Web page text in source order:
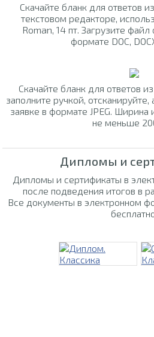
Скачайте бланк для ответов из
текстовом редакторе,
Roman, 14 пт. Загрузите файл
формате DOC,
Скачайте бланк для ответов из
заполните ручкой,
заявке в формате JPEG.
не меньше
Дипломы и
Дипломы и сертификаты в
после подведения итогов в
Все документы в электронном